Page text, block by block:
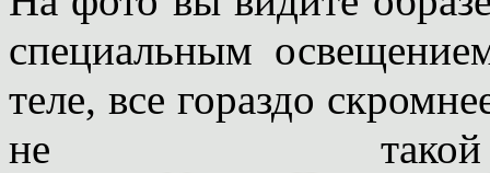
специальным
теле, все гораздо
не такой